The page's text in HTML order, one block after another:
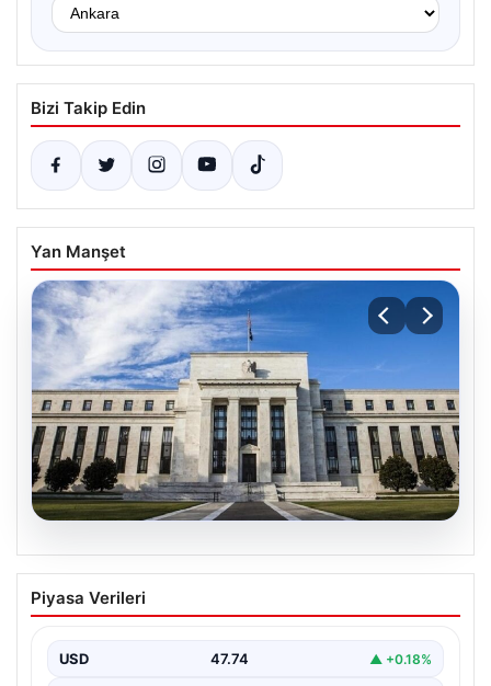
Bizi Takip Edin
Yan Manşet
07.08.2026
FED faiz kararı ne zaman, saat kaçta?
Faiz beklentisi ne yönde? 2026 FED
Piyasa Verileri
USD 47.74 ▲ +0.18%